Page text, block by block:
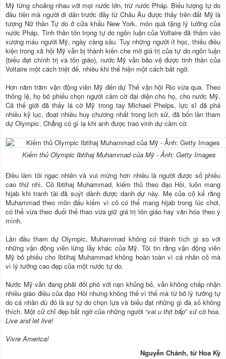
Mỹ từng choảng nhau với mọi nước lớn, trừ nước Pháp. Biểu tượng tự do
đầu tiên mà người di dân trước đây từ Châu Âu được thấy trên đất Mỹ là
tượng Nữ thần Tự do ở cửa khẩu New York, món quà tặng lý tưởng của
nước Pháp. Tinh thần tôn trọng tự do ngôn luận của Voltaire đã thấm vào
xương máu người Mỹ, ngày càng sâu. Tuy những người ít học, thiếu điều
kiện trong xã hội Mỹ vẫn bị thành kiến che mờ giá trị của tự do ngôn luận
(biểu đạt chính trị và tôn giáo), nước Mỹ vẫn bảo vệ được tinh thần của
Voltaire một cách triệt để, nhiều khi thể hiện một cách bất ngờ.
Hơn năm trăm vận động viên Mỹ đến dự Thế vận hội Rio vừa qua. Theo
thông lệ, họ bỏ phiếu chọn người cầm cờ đại diện cho họ, cho nước Mỹ.
Cả thế giới đã thấy lá cờ Mỹ trong tay Michael Phelps, lực sĩ đã phá
nhiều kỷ lục, đoạt nhiều huy chương nhất trong lịch sử, đã bốn lần tham
dự Olympic. Chẳng có gì lạ khi anh được trao vinh dự cầm cờ.
Kiếm thủ Olympic Ibtihaj Muhammad của Mỹ - Ảnh: Getty Images
Điều làm tôi ngạc nhiên và vui mừng hơn nhiều là người được số phiếu
cao thứ nhì. Cô Ibtihaj Muhammad, kiếm thủ theo đạo Hồi, luôn mang
hijab khi tranh tài đã suýt dành được danh dự này. Mẹ của cô kể rằng
Muhammad theo môn đấu kiếm vì cô có thể mang hijab trong lúc chơi,
có thể vừa theo đuổi thể thao vừa giữ giá trị tôn giáo hay văn hóa theo ý
mình.
Lần đầu tham dự Olympic, Muhammad không có thành tích gì so với
những vận động viên lừng lẫy khác của Mỹ. Tôi tin rằng vận động viên
Mỹ bỏ phiếu cho Ibtihaj Muhammad không hoàn toàn vì cá nhân cô mà
vì lý tưởng cao đẹp của một nước tự do.
Nước Mỹ vẫn đang phải đối phó với nạn khủng bố, vẫn không chấp nhận
nhiều giáo điều của đạo Hồi nhưng không thể vì thế mà từ bỏ lý tưởng tự
do cá nhân dù đó là sự tự do chọn lựa và biểu đạt những gì đa số không
thích. Một cử chỉ đẹp bất ngờ của những người “vai u thịt bắp” xứ cờ hoa.
Live and let live!
Vivre America!
Nguyễn Chánh, từ Hoa Kỳ